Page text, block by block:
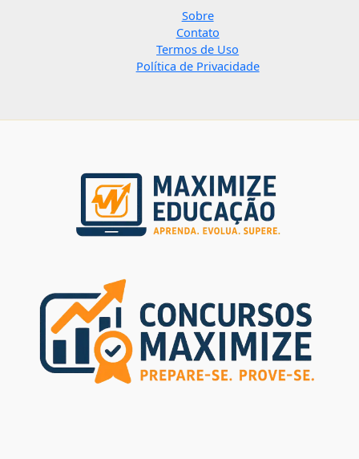
Sobre
Contato
Termos de Uso
Política de Privacidade